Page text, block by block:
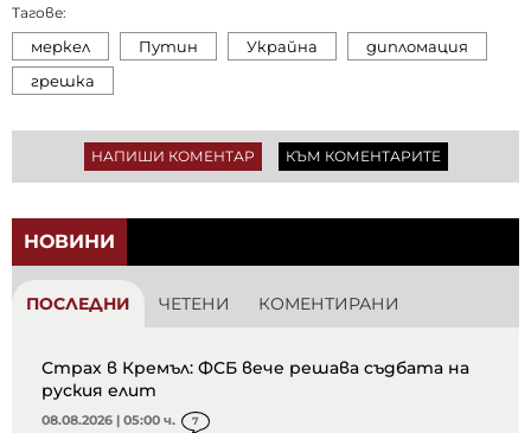
Тагове:
меркел Путин Украйна
дипломация
грешка
НАПИШИ КОМЕНТАР КЪМ КОМЕНТАРИТЕ
НОВИНИ
ПОСЛЕДНИ ЧЕТЕНИ КОМЕНТИРАНИ
Страх в Кремъл: ФСБ вече решава съдбата на
руския елит
08.08.2026 | 05:00 ч. 7